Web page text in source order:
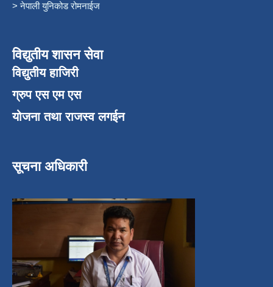
> नेपाली युनिकोड रोमनाईज
विद्युतीय शासन सेवा
विद्युतीय हाजिरी
ग्रुप एस एम एस
योजना तथा राजस्व लगईन
सूचना अधिकारी